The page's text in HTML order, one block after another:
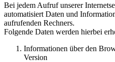
Bei jedem Aufruf unserer
automatisiert Daten und
aufrufenden Rechners.
Folgende Daten werden hierbei
Informationen über den
Version